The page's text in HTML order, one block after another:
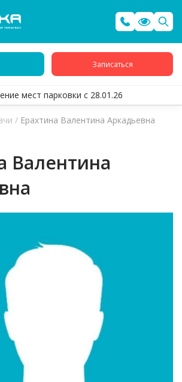
Записаться
мест парковки с 28.01.26
/ Ерахтина Валентина Аркадьевна
Валентина